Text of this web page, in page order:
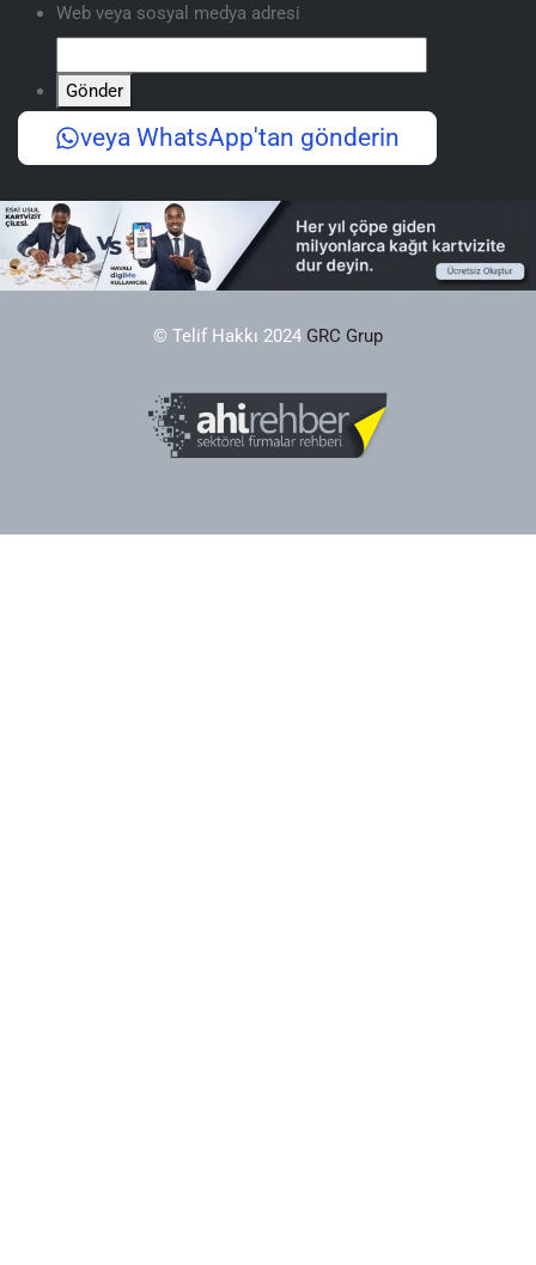
Web veya sosyal medya adresi
Gönder
veya WhatsApp'tan gönderin
© Telif Hakkı 2024 GRC Grup